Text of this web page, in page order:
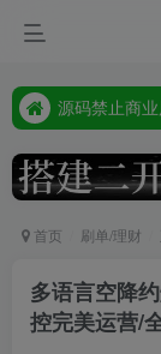
源码禁止商
源码禁止商
本站客服唯
首页 刷单/理财
多语言空降
控完美运营/